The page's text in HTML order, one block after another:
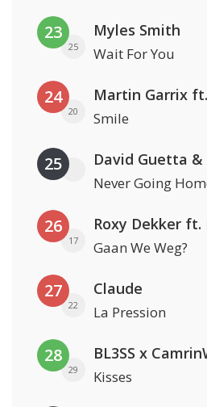
23
25
Myles Smith
Wait For You
24
20
Martin Garrix
Smile
25
Never Going
26
17
Roxy Dekker ft.
Gaan We Weg?
27
22
Claude
La Pression
28
29 Kisses